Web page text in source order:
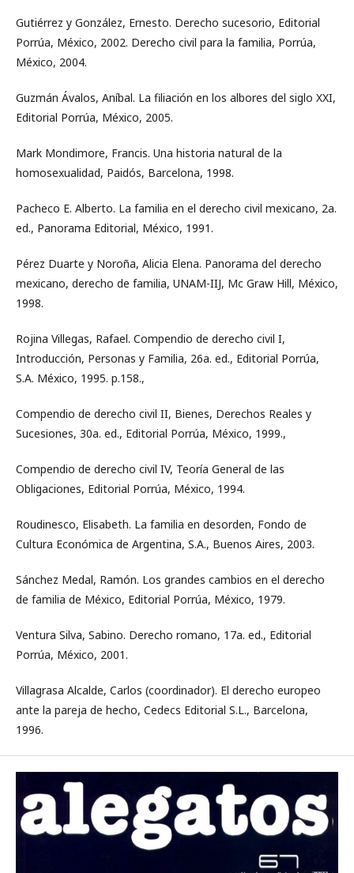
Gutiérrez y González, Ernesto. Derecho sucesorio, Editorial
Porrúa, México, 2002. Derecho civil para la familia, Porrúa,
México, 2004.
Guzmán Ávalos, Aníbal. La filiación en los albores del siglo XXI,
Editorial Porrúa, México, 2005.
Mark Mondimore, Francis. Una historia natural de la
homosexualidad, Paidós, Barcelona, 1998.
Pacheco E. Alberto. La familia en el derecho civil mexicano, 2a.
ed., Panorama Editorial, México, 1991.
Pérez Duarte y Noroña, Alicia Elena. Panorama del derecho
mexicano, derecho de familia, UNAM-IIJ, Mc Graw Hill, México,
1998.
Rojina Villegas, Rafael. Compendio de derecho civil I,
Introducción, Personas y Familia, 26a. ed., Editorial Porrúa,
S.A. México, 1995. p.158.,
Compendio de derecho civil II, Bienes, Derechos Reales y
Sucesiones, 30a. ed., Editorial Porrúa, México, 1999.,
Compendio de derecho civil IV, Teoría General de las
Obligaciones, Editorial Porrúa, México, 1994.
Roudinesco, Elisabeth. La familia en desorden, Fondo de
Cultura Económica de Argentina, S.A., Buenos Aires, 2003.
Sánchez Medal, Ramón. Los grandes cambios en el derecho
de familia de México, Editorial Porrúa, México, 1979.
Ventura Silva, Sabino. Derecho romano, 17a. ed., Editorial
Porrúa, México, 2001.
Villagrasa Alcalde, Carlos (coordinador). El derecho europeo
ante la pareja de hecho, Cedecs Editorial S.L., Barcelona,
1996.